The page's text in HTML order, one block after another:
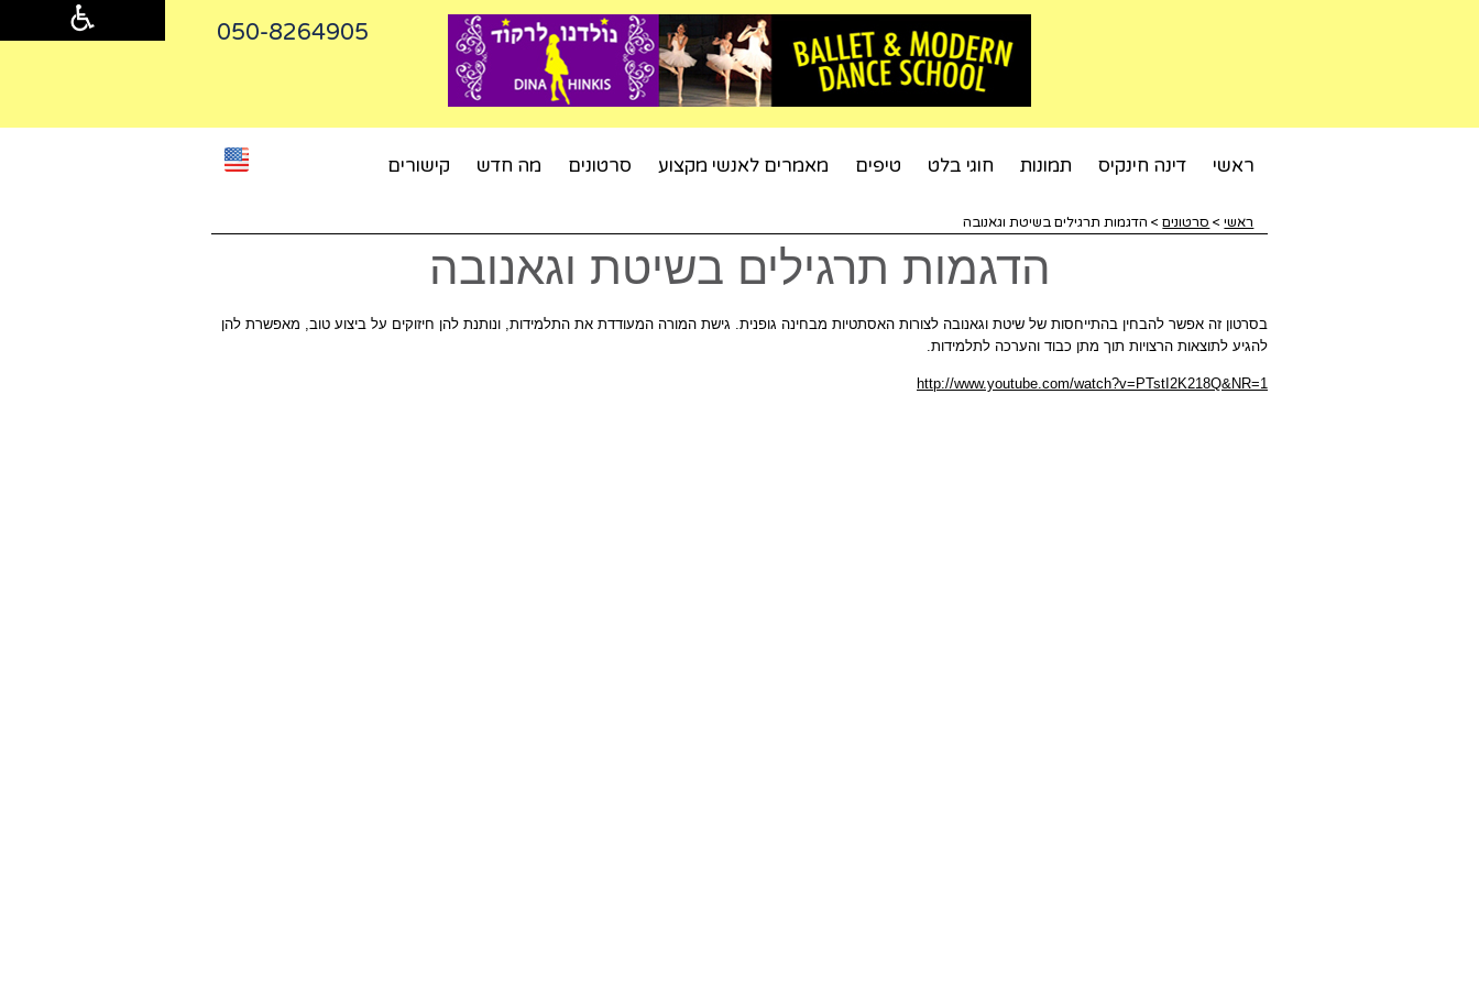
050-8264905‬
ראשי דינה חינקיס תמונות חוגי בלט טיפים מאמרים לאנשי מקצוע סרטונים מה חדש קישורים
ראשי> סרטונים> הדגמות תרגילים בשיטת וגאנובה
הדגמות תרגילים בשיטת וגאנובה
בסרטון זה אפשר להבחין בהתייחסות של שיטת וגאנובה לצורות האסתטיות מבחינה גופנית. גישת המורה המעודדת את התלמידות, ונותנת להן חיזוקים על ביצוע טוב, מאפשרת להן
להגיע לתוצאות הרצויות תוך מתן כבוד והערכה לתלמידות.
http://www.youtube.com/watch?v=PTstI2K218Q&NR=1